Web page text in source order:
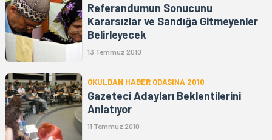
Referandumun Sonucunu
Kararsızlar ve Sandığa Gitmeyenler
Belirleyecek
13 Temmuz 2010
OKULDAN HABER ODASINA 2010
Gazeteci Adayları Beklentilerini
Anlatıyor
11 Temmuz 2010